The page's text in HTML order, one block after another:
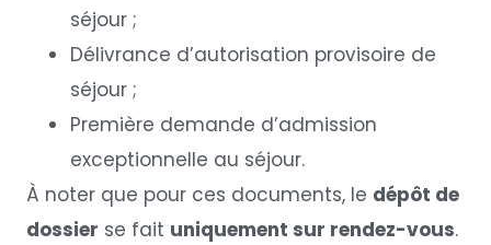
séjour ;
Délivrance d’autorisation provisoire de
séjour ;
Première demande d’admission
exceptionnelle au séjour.
À noter que pour ces documents, le dépôt de
dossier se fait uniquement sur rendez-vous.